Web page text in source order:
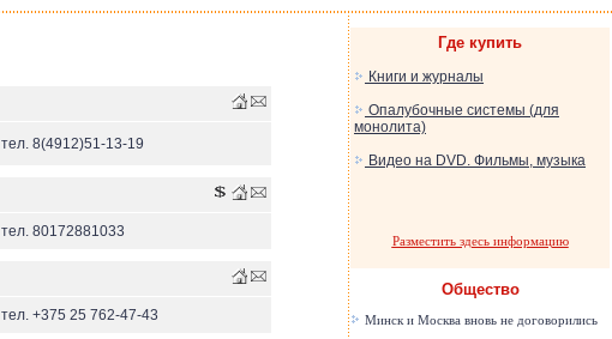
тел. 8(4912)51-13-19
тел. 80172881033
тел. +375 25 762-47-43
Где купить
Книги и журналы
Опалубочные системы (для
монолита)
Видео на DVD. Фильмы, музыка
Разместить здесь информацию
Общество
Минск и Москва вновь не договорились